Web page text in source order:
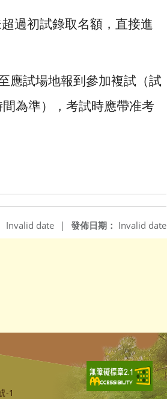
過初試錄取名額，直接進
應試場地報到參加複試（試
為準），考試時應帶准考
發佈日期： Invalid date
Invalid date |
-1